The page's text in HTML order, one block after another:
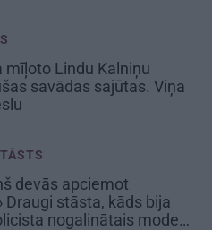
mīļoto Lindu Kalniņu
savādas sajūtas. Viņa
devās apciemot
stāsta, kāds bija
nogalinātais modes